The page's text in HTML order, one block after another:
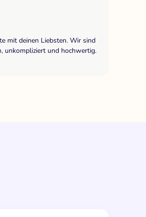
mit deinen Liebsten. Wir sind
unkompliziert und hochwertig.